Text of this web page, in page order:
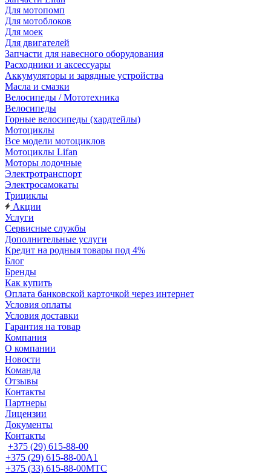
Для мотопомп
Для мотоблоков
Для моек
Для двигателей
Запчасти для навесного оборудования
Расходники и аксессуары
Аккумуляторы и зарядные устройства
Масла и смазки
Велосипеды / Мототехника
Велосипеды
Горные велосипеды (хардтейлы)
Мотоциклы
Все модели мотоциклов
Мотоциклы Lifan
Моторы лодочные
Электротранспорт
Электросамокаты
Трициклы
Акции
Услуги
Сервисные службы
Дополнительные услуги
Кредит на родныя товары под 4%
Блог
Бренды
Как купить
Оплата банковской карточкой через интернет
Условия оплаты
Условия доставки
Гарантия на товар
Компания
О компании
Новости
Команда
Отзывы
Контакты
Партнеры
Лицензии
Документы
Контакты
+375 (29) 615-88-00
+375 (29) 615-88-00A1
+375 (33) 615-88-00МТС